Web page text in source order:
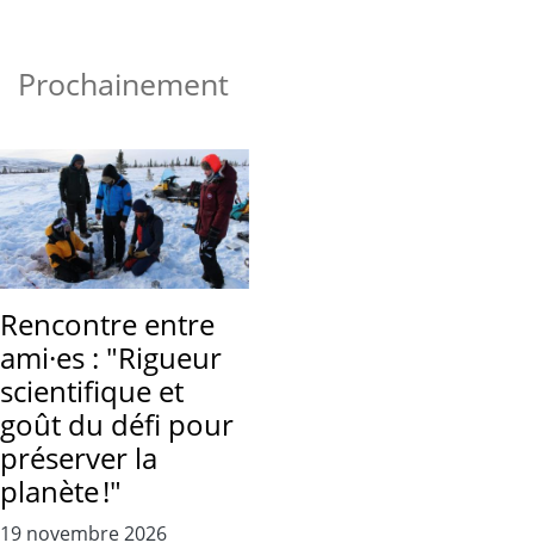
Prochainement
Rencontre entre
ami·es : "Rigueur
scientifique et
goût du défi pour
préserver la
planète !"
19 novembre 2026